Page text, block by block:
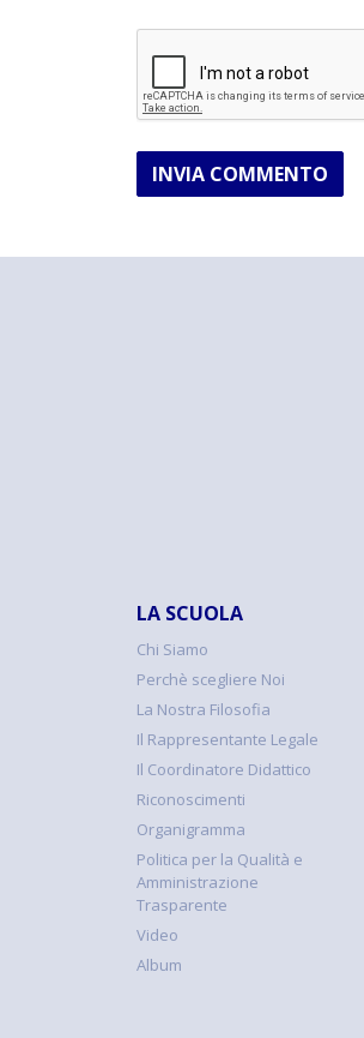
INVIA COMMENTO
LA SCUOLA
Chi Siamo
Perchè scegliere Noi
La Nostra Filosofia
Il Rappresentante Legale
Il Coordinatore Didattico
Riconoscimenti
Organigramma
Politica per la Qualità e
Amministrazione
Trasparente
Video
Album